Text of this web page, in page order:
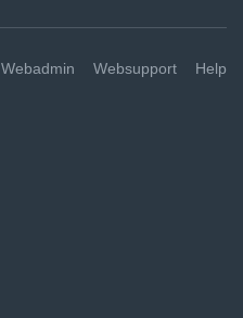
Webadmin Websupport Help